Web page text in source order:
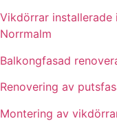
Vikdörrar installerade
Norrmalm
Balkongfasad
Renovering av
Montering av